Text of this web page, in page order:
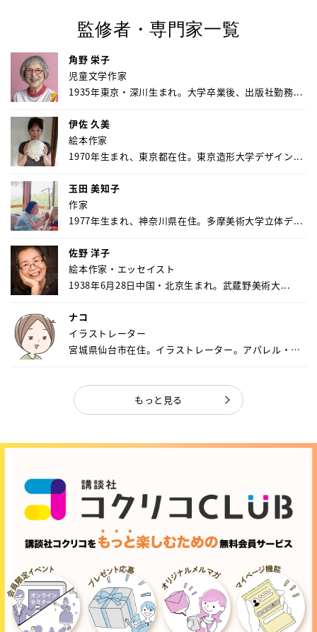
監修者・専門家一覧
角野 栄子
児童文学作家
1935年東京・深川生まれ。大学卒業後、出版社勤務...
伊佐 久美
絵本作家
1970年生まれ、東京都在住。東京造形大学デザイン...
玉田 美知子
作家
1977年生まれ、神奈川県在住。多摩美術大学立体デ...
佐野 洋子
絵本作家・エッセイスト
1938年6月28日中国・北京生まれ。武蔵野美術大...
ナコ
イラストレーター
宮城県仙台市在住。イラストレーター。アパレル・キ
もっと見る